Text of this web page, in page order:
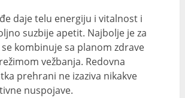
daje telu energiju i vitalnost i
suzbije apetit. Najbolje je za
kombinuje sa planom zdrave
vežbanja. Redovna
prehrani ne izaziva nikakve
nuspojave.